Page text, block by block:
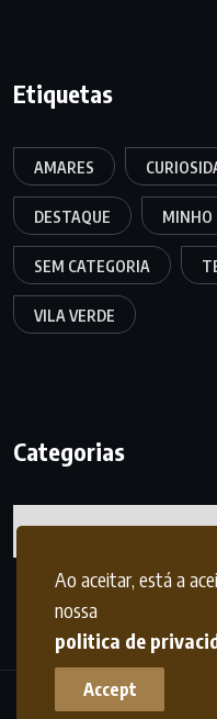
Ao aceitar, está a
nossa
politica de
Accept
Etiquetas
AMARES
DESTAQUE MINHO
SEM CATEGORIA
VILA VERDE
Categorias